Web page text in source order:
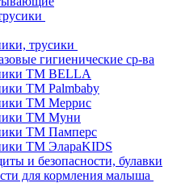
трусики
гигиенические ср-ва
ТМ BELLA
ТМ Palmbaby
ТМ Меррис
ТМ Муни
ТМ Памперс
ТМ ЭлараKIDS
и безопасности, булавки
для кормления малыша